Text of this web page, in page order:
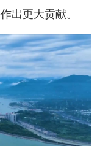
出更大贡献。